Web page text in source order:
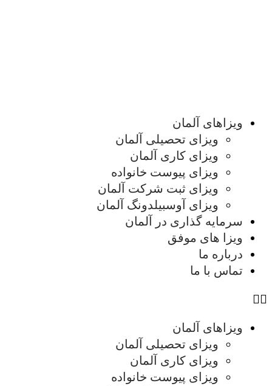
ویزاهای آلمان
ویزای تحصیلی آلمان
ویزای کاری آلمان
ویزای پیوست خانواده
ویزای ثبت شرکت آلمان
ویزای آوسبیلدونگ آلمان
سرمایه گذاری در آلمان
ویزا های موفق
درباره ما
تماس با ما
ویزاهای آلمان
ویزای تحصیلی آلمان
ویزای کاری آلمان
ویزای پیوست خانواده